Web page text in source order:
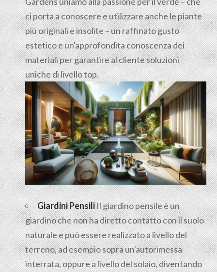
ci porta a conoscere e utilizzare anche le piante
più originali e insolite – un raffinato gusto
estetico e un'approfondita conoscenza dei
materiali per garantire al cliente soluzioni
uniche di livello top.
Giardini PensiliIlgiardino pensileè un
giardino che non ha diretto contatto con il suolo
naturale e può essere realizzato a livello del
terreno, ad esempio sopra un'autorimessa
interrata, oppure a livello del solaio, diventando